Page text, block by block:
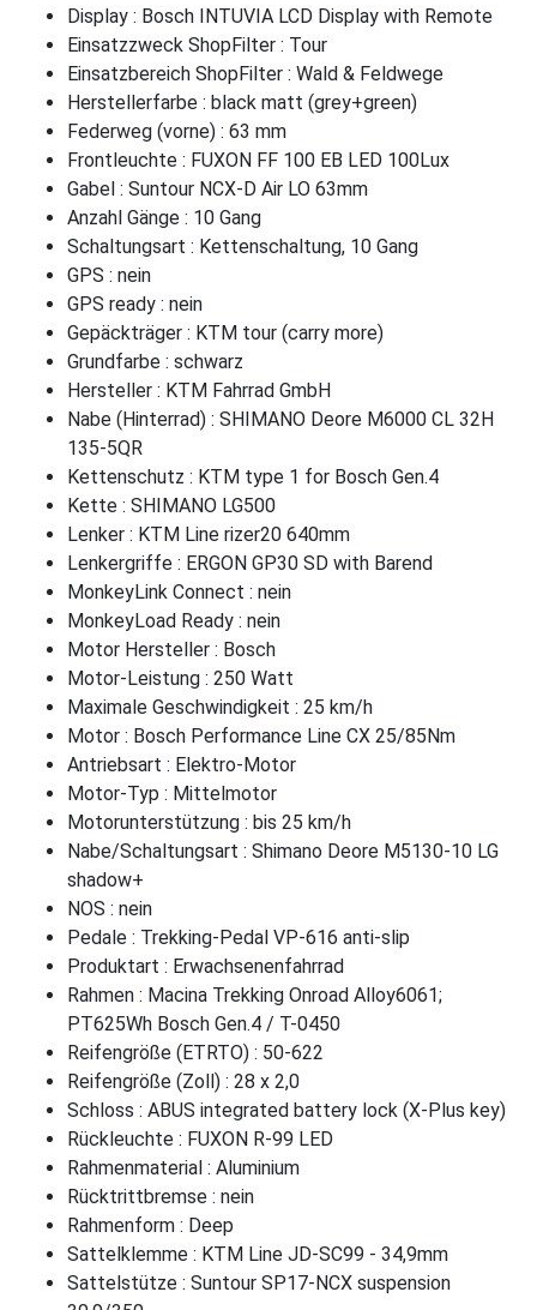
Display : Bosch INTUVIA LCD Display with Remote
Einsatzzweck ShopFilter : Tour
Einsatzbereich ShopFilter : Wald & Feldwege
Herstellerfarbe : black matt (grey+green)
Federweg (vorne) : 63 mm
Frontleuchte : FUXON FF 100 EB LED 100Lux
Gabel : Suntour NCX-D Air LO 63mm
Anzahl Gänge : 10 Gang
Schaltungsart : Kettenschaltung, 10 Gang
GPS : nein
GPS ready : nein
Gepäckträger : KTM tour (carry more)
Grundfarbe : schwarz
Hersteller : KTM Fahrrad GmbH
Nabe (Hinterrad) : SHIMANO Deore M6000 CL 32H
135-5QR
Kettenschutz : KTM type 1 for Bosch Gen.4
Kette : SHIMANO LG500
Lenker : KTM Line rizer20 640mm
Lenkergriffe : ERGON GP30 SD with Barend
MonkeyLink Connect : nein
MonkeyLoad Ready : nein
Motor Hersteller : Bosch
Motor-Leistung : 250 Watt
Maximale Geschwindigkeit : 25 km/h
Motor : Bosch Performance Line CX 25/85Nm
Antriebsart : Elektro-Motor
Motor-Typ : Mittelmotor
Motorunterstützung : bis 25 km/h
Nabe/Schaltungsart : Shimano Deore M5130-10 LG
shadow+
NOS : nein
Pedale : Trekking-Pedal VP-616 anti-slip
Produktart : Erwachsenenfahrrad
Rahmen : Macina Trekking Onroad Alloy6061;
PT625Wh Bosch Gen.4 / T-0450
Reifengröße (ETRTO) : 50-622
Reifengröße (Zoll) : 28 x 2,0
Schloss : ABUS integrated battery lock (X-Plus key)
Rückleuchte : FUXON R-99 LED
Rahmenmaterial : Aluminium
Rücktrittbremse : nein
Rahmenform : Deep
Sattelklemme : KTM Line JD-SC99 - 34,9mm
Sattelstütze : Suntour SP17-NCX suspension